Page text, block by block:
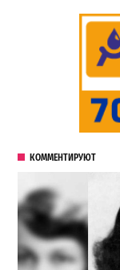
КОММЕНТИРУЮТ